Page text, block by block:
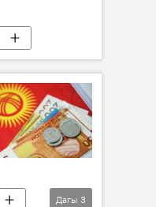
Дагы 3